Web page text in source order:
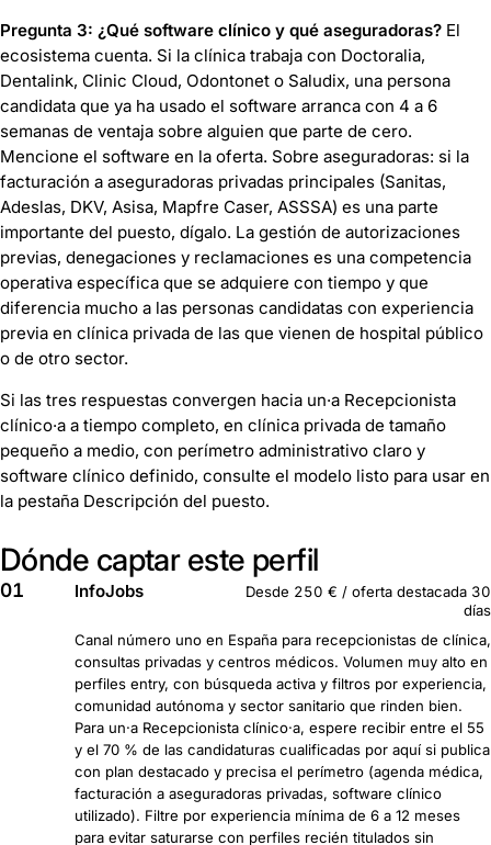
Pregunta 3: ¿Qué software clínico y qué aseguradoras? El
ecosistema cuenta. Si la clínica trabaja con Doctoralia,
Dentalink, Clinic Cloud, Odontonet o Saludix, una persona
candidata que ya ha usado el software arranca con 4 a 6
semanas de ventaja sobre alguien que parte de cero.
Mencione el software en la oferta. Sobre aseguradoras: si la
facturación a aseguradoras privadas principales (Sanitas,
Adeslas, DKV, Asisa, Mapfre Caser, ASSSA) es una parte
importante del puesto, dígalo. La gestión de autorizaciones
previas, denegaciones y reclamaciones es una competencia
operativa específica que se adquiere con tiempo y que
diferencia mucho a las personas candidatas con experiencia
previa en clínica privada de las que vienen de hospital público
o de otro sector.
Si las tres respuestas convergen hacia un·a Recepcionista
clínico·a a tiempo completo, en clínica privada de tamaño
pequeño a medio, con perímetro administrativo claro y
software clínico definido, consulte el modelo listo para usar en
la pestaña Descripción del puesto.
Dónde captar este perfil
01 InfoJobs
Desde 250 € / oferta destacada 30
días
Canal número uno en España para recepcionistas de clínica,
consultas privadas y centros médicos. Volumen muy alto en
perfiles entry, con búsqueda activa y filtros por experiencia,
comunidad autónoma y sector sanitario que rinden bien.
Para un·a Recepcionista clínico·a, espere recibir entre el 55
y el 70 % de las candidaturas cualificadas por aquí si publica
con plan destacado y precisa el perímetro (agenda médica,
facturación a aseguradoras privadas, software clínico
utilizado). Filtre por experiencia mínima de 6 a 12 meses
para evitar saturarse con perfiles recién titulados sin